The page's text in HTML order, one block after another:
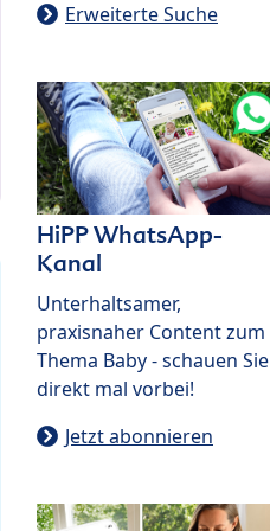
Erweiterte Suche
HiPP WhatsApp-
Kanal
Unterhaltsamer,
praxisnaher Content zum
Thema Baby - schauen Sie
direkt mal vorbei!
Jetzt abonnieren